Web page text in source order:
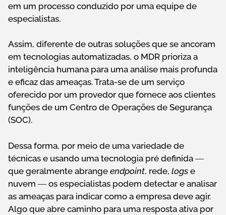
em um processo conduzido por uma equipe de
especialistas.
Assim, diferente de outras soluções que se ancoram
em tecnologias automatizadas, o MDR prioriza a
inteligência humana para uma análise mais profunda
e eficaz das ameaças. Trata-se de um serviço
oferecido por um provedor que fornece aos clientes
funções de um Centro de Operações de Segurança
(SOC).
Dessa forma, por meio de uma variedade de
técnicas e usando uma tecnologia pré definida ―
que geralmente abrange endpoint, rede, logs e
nuvem ― os especialistas podem detectar e analisar
as ameaças para indicar como a empresa deve agir.
Algo que abre caminho para uma resposta ativa por